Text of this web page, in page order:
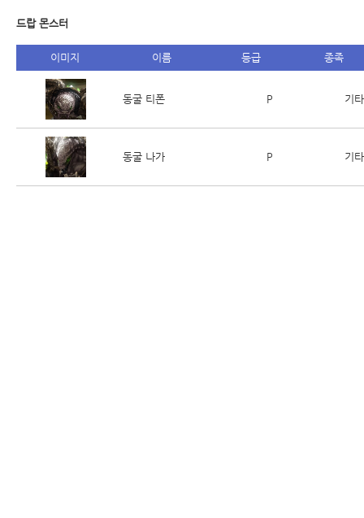
드랍 몬스터
이미지 이름 등급 종족
동굴 티폰 P 기타
동굴 나가 P 기타